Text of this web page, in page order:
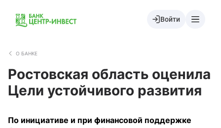
Войти
О БАНКЕ
Ростовская область оценила
Цели устойчивого развития
По инициативе и при финансовой поддержке